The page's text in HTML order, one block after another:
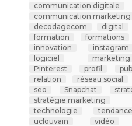
communication digitale
communication marketing
decodagecom
digital
formation
formations
innovation
instagram
logiciel
marketing
Pinterest
profil
relation
réseau social
seo
Snapchat
stratégie marketing
technologie
tendance
uclouvain
vidéo